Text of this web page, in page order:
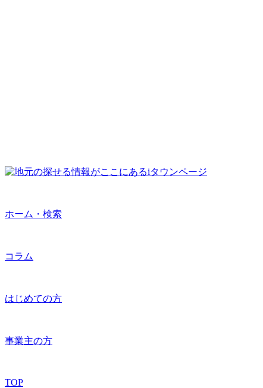
ホーム・検索
コラム
はじめての方
事業主の方
TOP